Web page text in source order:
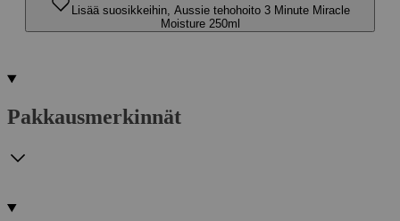
Lisää suosikkeihin, Aussie tehohoito 3 Minute Miracle
Moisture 250ml
Pakkausmerkinnät